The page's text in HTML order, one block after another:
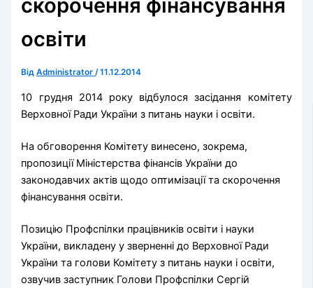
скорочення фінансування
освіти
ВідAdministrator/11.12.2014
10 грудня 2014 року відбулося засідання комітету
Верховної Ради України з питань науки і освіти.
На обговорення Комітету винесено, зокрема,
пропозиції Міністерства фінансів України до
законодавчих актів щодо оптимізації та скорочення
фінансування освіти.
Позицію Профспілки працівників освіти і науки
України, викладену у зверненні до Верховної Ради
України та голови Комітету з питань науки і освіти,
озвучив заступник Голови Профспілки Сергій